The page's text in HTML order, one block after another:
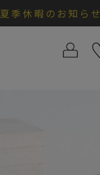
夏季休暇のお知らせ